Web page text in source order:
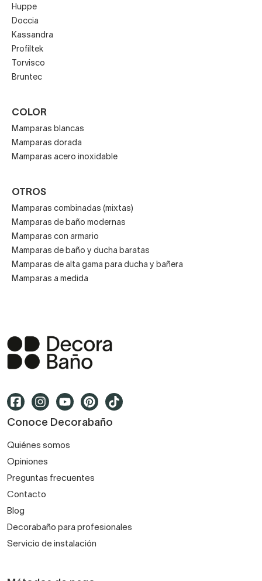
Huppe
Doccia
Kassandra
Profiltek
Torvisco
Bruntec
COLOR
Mamparas blancas
Mamparas dorada
Mamparas acero inoxidable
OTROS
Mamparas combinadas (mixtas)
Mamparas de baño modernas
Mamparas con armario
Mamparas de baño y ducha baratas
Mamparas de alta gama para ducha y bañera
Mamparas a medida
Conoce Decorabaño
Quiénes somos
Opiniones
Preguntas frecuentes
Contacto
Blog
Decorabaño para profesionales
Servicio de instalación